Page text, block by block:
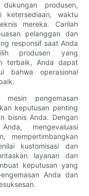
produsen,
ketersediaan, waktu
mereka. Carilah
pelanggan dan
responsif saat Anda
produsen yang
terbaik, Anda dapat
bahwa operasional
mesin pengemasan
keputusan penting
bisnis Anda. Dengan
mengevaluasi
mempertimbangkan
kustomisasi dan
layanan dan
keputusan yang
Anda dan